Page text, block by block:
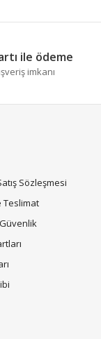
ile ödeme
imkanı
Sözleşmesi
Teslimat